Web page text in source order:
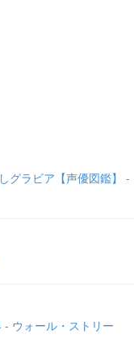
グラビア【声優図鑑】 -
ウォール・ストリー